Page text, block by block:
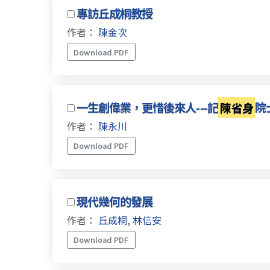
專訪丘成桐教授
作者： 陳金次
Download PDF
一生創偉業，更惜後來人---記陳省身院
作者： 陳永川
Download PDF
現代幾何的發展
作者： 丘成桐, 林信安
Download PDF